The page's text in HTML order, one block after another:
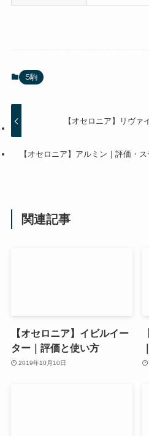
S駒
【オセロニア】リヴ
【オセロニア】アルミン｜評価・
関連記事
【オセロニア】イビルイー
ター｜評価と使い方
2019年10月10日